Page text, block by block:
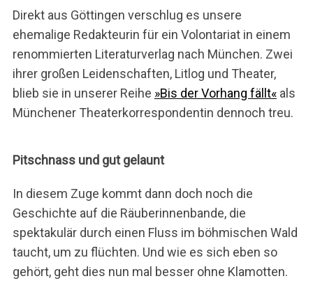
Direkt aus Göttingen verschlug es unsere
ehemalige Redakteurin für ein Volontariat in einem
renommierten Literaturverlag nach München. Zwei
ihrer großen Leidenschaften, Litlog und Theater,
blieb sie in unserer Reihe »Bis der Vorhang fällt«als
Münchener Theaterkorrespondentin dennoch treu.
Pitschnass und gut gelaunt
In diesem Zuge kommt dann doch noch die
Geschichte auf die Räuberinnenbande, die
spektakulär durch einen Fluss im böhmischen Wald
taucht, um zu flüchten. Und wie es sich eben so
gehört, geht dies nun mal besser ohne Klamotten.
S
u
c
n
a
h
: